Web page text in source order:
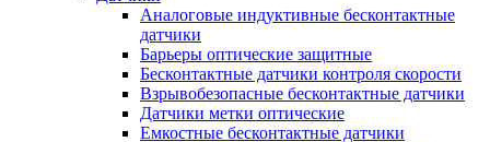
Аналоговые индуктивные бесконтактные
датчики
Барьеры оптические защитные
Бесконтактные датчики контроля скорости
Взрывобезопасные бесконтактные датчики
Датчики метки оптические
Емкостные бесконтактные датчики